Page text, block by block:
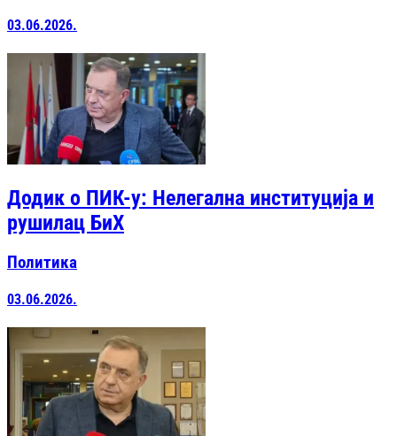
03.06.2026.
Додик о ПИК-у: Нелегална институција и
рушилац БиХ
Политика
03.06.2026.